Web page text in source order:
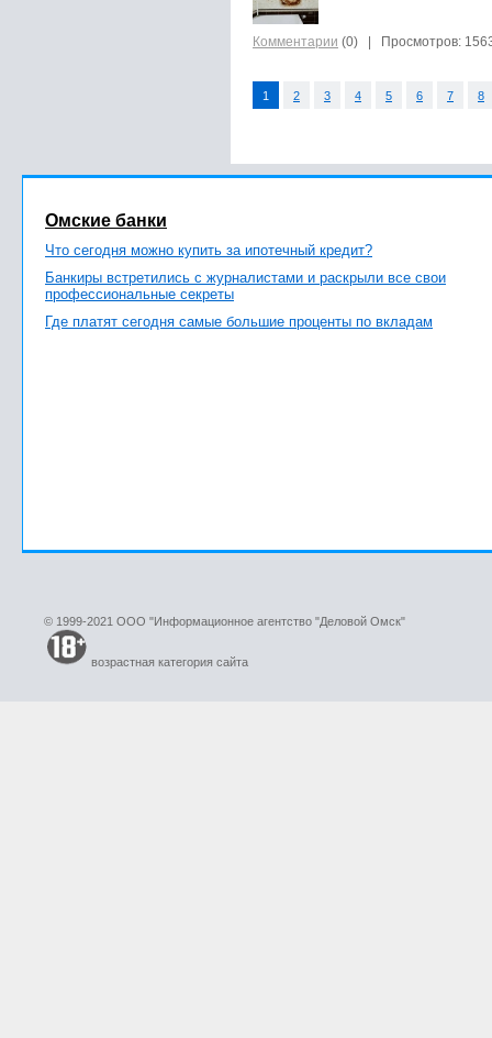
Комментарии (0) | Просмотров:
1 2 3 4 5 6 7 8
Омские банки
Что сегодня можно купить за ипотечный кредит?
Банкиры встретились с журналистами и раскрыли все свои
профессиональные секреты
Где платят сегодня самые большие проценты по вкладам
© 1999-2021 ООО "Информационное агентство "Деловой Омск"
возрастная категория сайта